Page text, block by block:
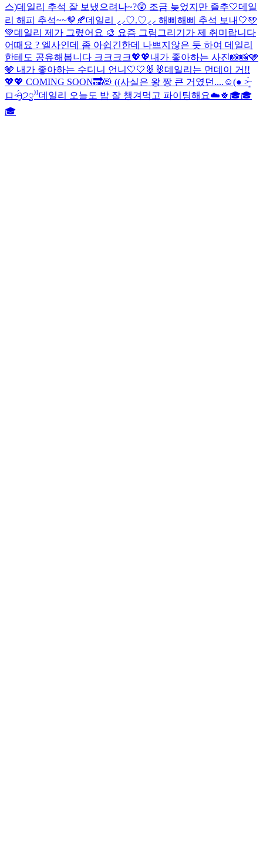
스)데일리 추석 잘 보냈으려나~?😲 조금 늦었지만 즐추🤍데일
리 해피 추석~~🤎🍂데일리 ⸝⸝♡.♡⸝⸝ 해삐해삐 추석 보내🤍🩵
💚데일리 제가 그렸어요 🎨 요즘 그림그리기가 제 취미랍니다
어때요 ? 엘사인데 좀 아쉽긴한데 나쁘지않은 듯 하여 데일리
한테도 공유해봅니다 크크크크💖💖내가 좋아하는 사진📸📸🩶
🩶 내가 좋아하는 수디니 언니🤍🤍🐰🐰데일리는 먼데이 거!!
💖💖 COMING SOON🔜😻 ((사실은 왕 짱 큰 거였던....☺(● ˃̶͈̀
ロ˂̶͈́)੭ꠥ⁾⁾️데일리 오늘도 밥 잘 챙겨먹고 파이팅해요☁️🍀 🎓🎓
🎓